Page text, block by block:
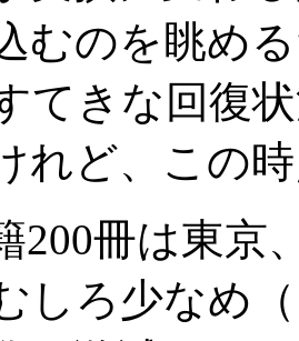
むのを眺め
てきな回復
れど、この
冊は東京
しろ少なめ